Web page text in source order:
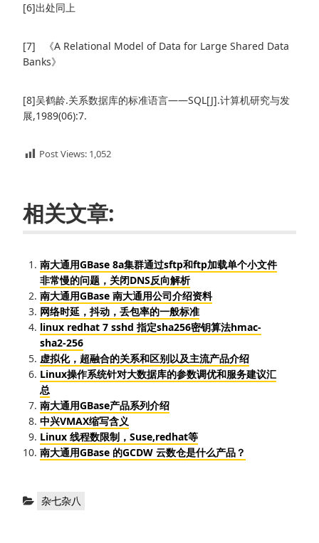
[6]出处同上
[7] 《A Relational Model of Data for Large Shared Data
Banks》
[8]吴鹤龄.关系数据库的标准语言——SQL[J].计算机研究与发
展,1989(06):7.
Post Views: 1,052
相关文章:
南大通用GBase 8a集群通过sftp和ftp加载单个小文件
非常慢的问题，关闭DNS反向解析
南大通用GBase 南大通用公司介绍资料
网络时延，抖动，丢包率的一般标准
linux redhat 7 sshd 指定sha256密钥算法hmac-
sha2-256
虚拟化，超融合的关系和区别以及主流产品介绍
Linux操作系统针对大数据库的参数调优和服务建议汇
总
南大通用GBase产品系列介绍
中兴VMAX缩写含义
Linux 线程数限制，Suse,redhat等
南大通用GBase 的GCDW 云数仓是什么产品？
分
杂七杂八